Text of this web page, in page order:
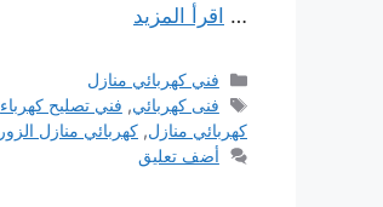
… اقرأ المزيد
التصنيفات
فني كهربائي منازل
الوسوم
فنى كهربائي, فني تصليح كهرباء
كهربائي منازل, كهربائي منازل الزور
أضف تعليق